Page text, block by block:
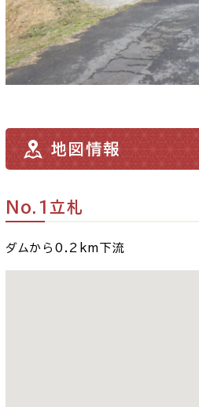
地図情報
No.1立札
ダムから0.2km下流